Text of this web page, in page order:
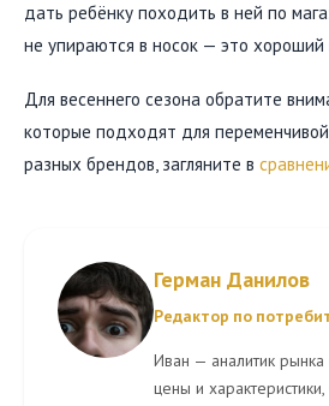
дать ребёнку походить в ней по
не упираются в носок — это хороший
Для весеннего сезона обратите
которые подходят для
разных брендов, загляните в
Герман Данилов
Редактор по
Иван — аналитик
цены и